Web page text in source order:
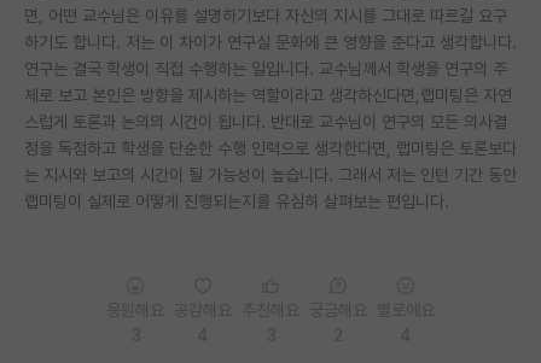
면, 어떤 교수님은 이유를 설명하기보다 자신의 지시를 그대로 따르길 요구
하기도 합니다. 저는 이 차이가 연구실 문화에 큰 영향을 준다고 생각합니다.
연구는 결국 학생이 직접 수행하는 일입니다. 교수님께서 학생을 연구의 주
체로 보고 본인은 방향을 제시하는 역할이라고 생각하신다면,랩미팅은 자연
스럽게 토론과 논의의 시간이 됩니다. 반대로 교수님이 연구의 모든 의사결
정을 독점하고 학생을 단순한 수행 인력으로 생각한다면, 랩미팅은 토론보다
는 지시와 보고의 시간이 될 가능성이 높습니다. 그래서 저는 인턴 기간 동안
랩미팅이 실제로 어떻게 진행되는지를 유심히 살펴보는 편입니다.